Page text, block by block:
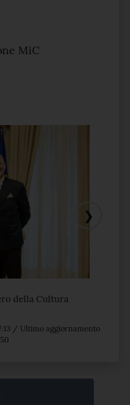
MiC
❯
della Cultura
/ Ultimo aggiornamento